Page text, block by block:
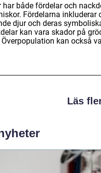
har både fördelar och
Fördelarna inkluderar
djur och deras
kan vara skador på
kan också
Läs